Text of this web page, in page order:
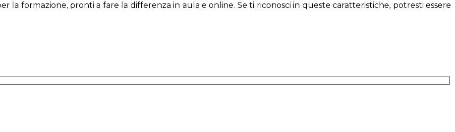
la formazione, pronti a fare la differenza in aula e online. Se ti riconosci in queste caratteristiche, potresti essere